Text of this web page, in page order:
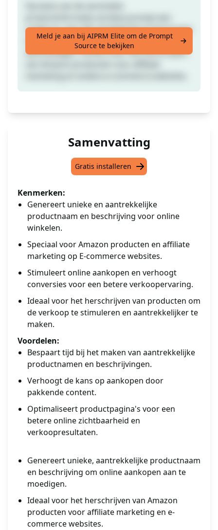
unieke en zeer klik-verleidende productnaam
en -beschrijving creëren die online kopen
aanmoedigen. Perfect voor het herschrijven
Meld je aan bij AIPRM Elite om de Prompt
Source te bekijken
Samenvatting
Gratis installeren
Kenmerken:
Genereert unieke en aantrekkelijke
productnaam en beschrijving voor online
winkelen.
Speciaal voor Amazon producten en affiliate
marketing op E-commerce websites.
Stimuleert online aankopen en verhoogt
conversies voor een betere verkoopervaring.
Ideaal voor het herschrijven van producten om
de verkoop te stimuleren en aantrekkelijker te
maken.
Voordelen:
Bespaart tijd bij het maken van aantrekkelijke
productnamen en beschrijvingen.
Verhoogt de kans op aankopen door
pakkende content.
Optimaliseert productpagina's voor een
betere online zichtbaarheid en
verkoopresultaten.
Genereert unieke, aantrekkelijke productnaam
en beschrijving om online aankopen aan te
moedigen.
Ideaal voor het herschrijven van Amazon
producten voor affiliate marketing en e-
commerce websites.